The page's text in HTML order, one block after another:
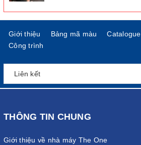
Giới thiệu Bảng mã màu Catalogue
Công trình
THÔNG TIN CHUNG
Giới thiệu về nhà máy The One